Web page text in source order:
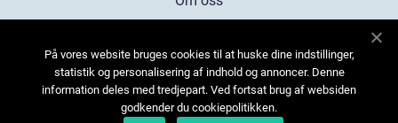
Kontakta oss
Sitemap
På vores website bruges cookies til at huske dine indstillinger,
statistik og personalisering af indhold og annoncer. Denne
information deles med tredjepart. Ved fortsat brug af websiden
godkender du cookiepolitikken.